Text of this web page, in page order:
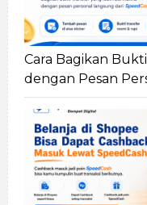
Cara Bagikan
dengan Pesan